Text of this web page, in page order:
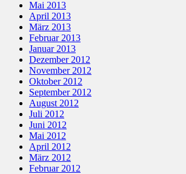
Mai 2013
April 2013
März 2013
Februar 2013
Januar 2013
Dezember 2012
November 2012
Oktober 2012
September 2012
August 2012
Juli 2012
Juni 2012
Mai 2012
April 2012
März 2012
Februar 2012